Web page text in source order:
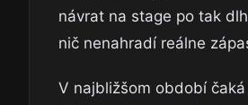
návrat na stage po tak
nič nenahradí reálne
V najbližšom období